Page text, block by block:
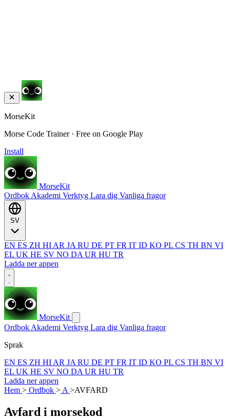
MorseKit
Morse Code Trainer · Free on Google Play
Install
MorseKit
Ordbok Akademi Verktyg Lara dig Vanliga fragor
EN ES ZH HI AR JA RU DE PT FR IT ID KO PL CS TH BN VI
EL UK HE SV NO DA UR HU TR
Ladda ner appen
MorseKit
Ordbok Akademi Verktyg Lara dig Vanliga fragor
Sprak
EN ES ZH HI AR JA RU DE PT FR IT ID KO PL CS TH BN VI
EL UK HE SV NO DA UR HU TR
Ladda ner appen
Hem > Ordbok > A >AVFARD
Avfard i morsekod